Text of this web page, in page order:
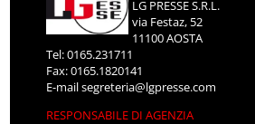
LG PRESSE S.R.L.
via Festaz, 52
11100 AOSTA
Tel: 0165.231711
Fax: 0165.1820141
E-mailsegreteria@lgpresse.com
RESPONSABILE DI AGENZIA